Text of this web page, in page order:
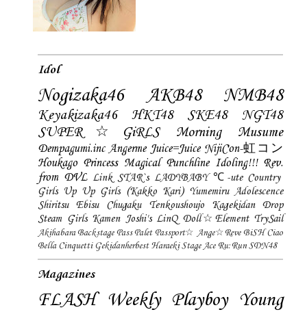
Idol
Nogizaka46 AKB48 NMB48
Keyakizaka46 HKT48 SKE48
NGT48
SUPER☆GiRLS
Morning Musume
Dempagumi.inc Angerme Juice=Juice NijiCon-虹コン
Houkago Princess Magical Punchline Idoling!!! Rev.
from DVL Link STAR`s LADYBABY ℃-ute Country
Girls Up Up Girls (Kakko Kari) Yumemiru Adolescence
Shiritsu Ebisu Chugaku
Tenkoushoujo Kagekidan
Drop
Steam Girls Kamen Joshi's LinQ Doll☆Element TrySail
Akihabara Backstage Pass Palet Passport☆ Ange☆Reve BiSH Ciao
Bella Cinquetti Gekidanherbest Haraeki Stage Ace Ru:Run SDN48
Magazines
FLASH Weekly Playboy Young